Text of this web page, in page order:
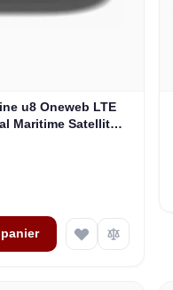
u8 Oneweb LTE
Maritime Satellite